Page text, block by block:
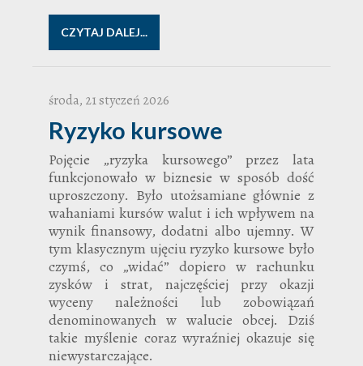
CZYTAJ DALEJ...
środa, 21 styczeń 2026
Ryzyko kursowe
Pojęcie „ryzyka kursowego” przez lata
funkcjonowało w biznesie w sposób dość
uproszczony. Było utożsamiane głównie z
wahaniami kursów walut i ich wpływem na
wynik finansowy, dodatni albo ujemny. W
tym klasycznym ujęciu ryzyko kursowe było
czymś, co „widać” dopiero w rachunku
zysków i strat, najczęściej przy okazji
wyceny należności lub zobowiązań
denominowanych w walucie obcej. Dziś
takie myślenie coraz wyraźniej okazuje się
niewystarczające.